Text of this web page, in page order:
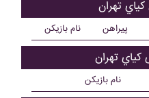
کياي تهران
نام بازیکن پیراهن
کياي تهران
نام بازیکن